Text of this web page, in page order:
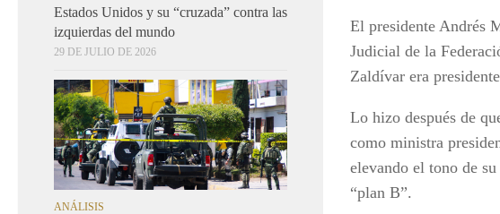
El presidente Andrés
Judicial de la
Zaldívar era
Lo hizo después de
como ministra
elevando el tono de
“plan B”.
Estados Unidos y su “cruzada” contra las
izquierdas del mundo
29 DE JULIO DE 2026
ANÁLISIS